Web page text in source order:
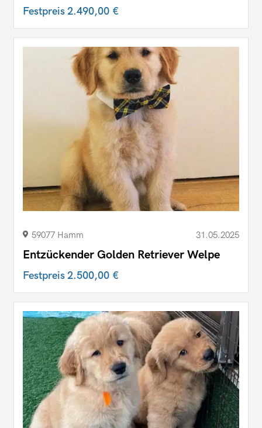
Festpreis2.490,00 €
59077 Hamm 31.05.2025
Entzückender Golden Retriever Welpe
Festpreis2.500,00 €